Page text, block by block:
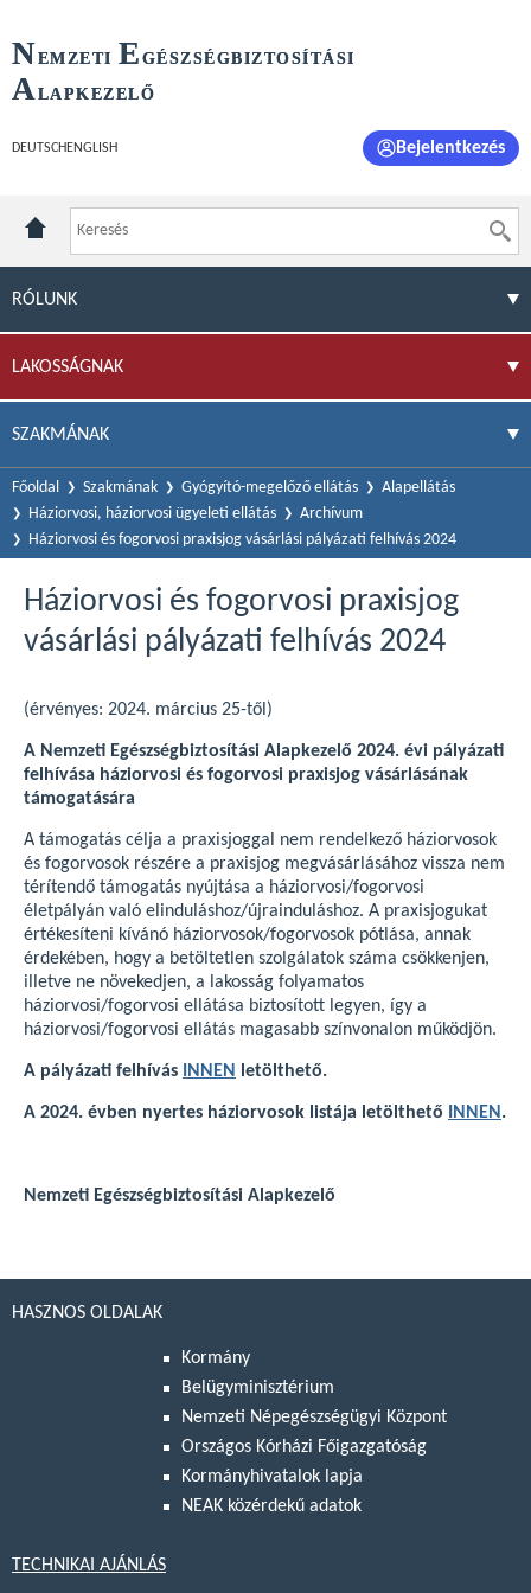
NEMZETI E GÉSZSÉGBIZTOSÍTÁSI
ALAPKEZELŐ
DEUTSCH ENGLISH Bejelentkezés
RÓLUNK
LAKOSSÁGNAK
SZAKMÁNAK
Főoldal Szakmának Gyógyító-megelőző ellátás
Alapellátás
Háziorvosi, háziorvosi ügyeleti ellátás
Archívum
Háziorvosi és fogorvosi praxisjog vásárlási pályázati felhívás 2024
Háziorvosi és fogorvosi praxisjog
vásárlási pályázati felhívás 2024
(érvényes: 2024. március 25-től)
A Nemzeti Egészségbiztosítási Alapkezelő 2024. évi pályázati
felhívása háziorvosi és fogorvosi praxisjog vásárlásának
támogatására
A támogatás célja a praxisjoggal nem rendelkező háziorvosok
és fogorvosok részére a praxisjog megvásárlásához vissza nem
térítendő támogatás nyújtása a háziorvosi/fogorvosi
életpályán való elinduláshoz/újrainduláshoz. A praxisjogukat
értékesíteni kívánó háziorvosok/fogorvosok pótlása, annak
érdekében, hogy a betöltetlen szolgálatok száma csökkenjen,
illetve ne növekedjen, a lakosság folyamatos
háziorvosi/fogorvosi ellátása biztosított legyen, így a
háziorvosi/fogorvosi ellátás magasabb színvonalon működjön.
A pályázati felhívás INNEN letölthető.
A 2024. évben nyertes háziorvosok listája letölthető INNEN .
Nemzeti Egészségbiztosítási Alapkezelő
HASZNOS OLDALAK
Kormány
Belügyminisztérium
Nemzeti Népegészségügyi Központ
Országos Kórházi Főigazgatóság
Kormányhivatalok lapja
NEAK közérdekű adatok
TECHNIKAI AJÁNLÁS